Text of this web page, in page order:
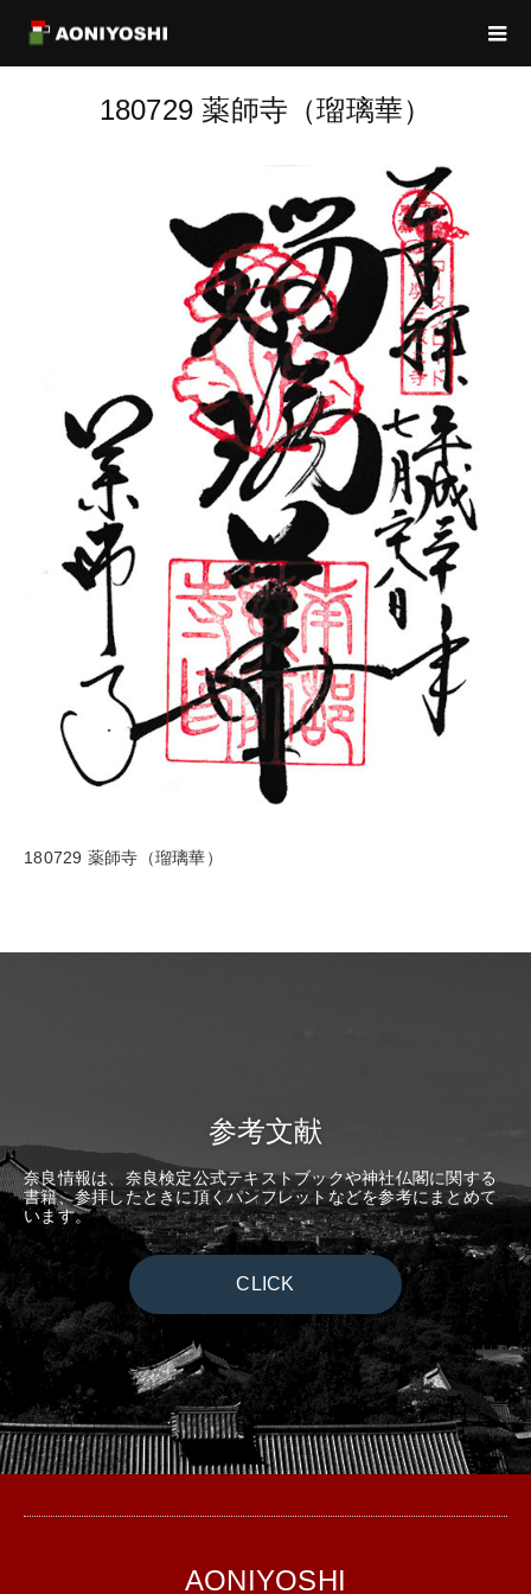
180729 薬師寺（瑠璃華）
180729 薬師寺（瑠璃華）
参考文献
奈良情報は、奈良検定公式テキストブックや神社仏閣に関する
書籍、参拝したときに頂くパンフレットなどを参考にまとめて
います。
CLICK
AONIYOSHI